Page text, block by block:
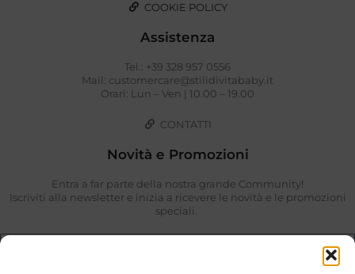
COOKIE POLICY
Assistenza
Tel.: +39 328 957 0556
Mail: customercare@stilidivitababy.it
Orari: Lun – Ven | 10.00 – 19.00
CONTATTI
Novità e Promozioni
Entra a far parte della nostra grande Community!
Iscriviti alla newsletter e inizia a ricevere le novità e le promozioni
speciali.